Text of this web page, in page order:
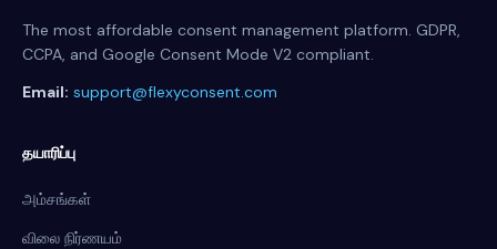
The most affordable consent management platform. GDPR,
CCPA, and Google Consent Mode V2 compliant.
Email: support@flexyconsent.com
தயாரிப்பு
அம்சங்கள்
விலை நிர்ணயம்